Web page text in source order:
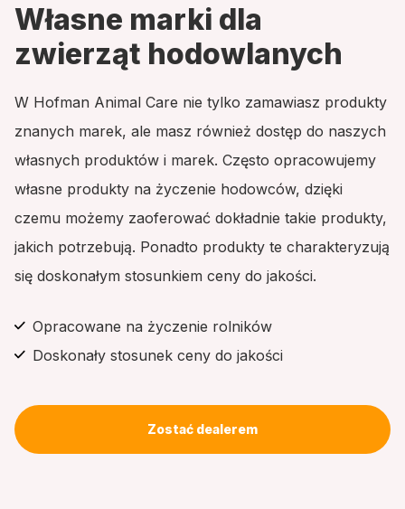
Własne marki dla
zwierząt hodowlanych
W Hofman Animal Care nie tylko zamawiasz produkty
znanych marek, ale masz również dostęp do naszych
własnych produktów i marek. Często opracowujemy
własne produkty na życzenie hodowców, dzięki
czemu możemy zaoferować dokładnie takie produkty,
jakich potrzebują. Ponadto produkty te charakteryzują
się doskonałym stosunkiem ceny do jakości.
Opracowane na życzenie rolników
Doskonały stosunek ceny do jakości
Zostać dealerem